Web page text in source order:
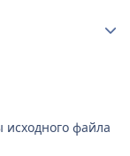
исходного файла